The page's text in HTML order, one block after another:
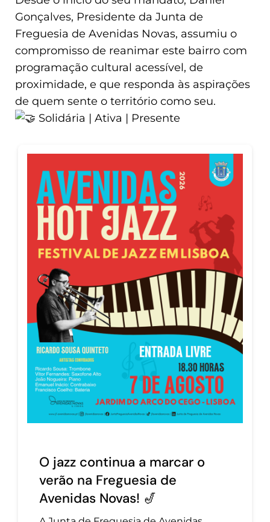
Gonçalves, Presidente da Junta de
Freguesia de Avenidas Novas, assumiu o
compromisso de reanimar este bairro com
programação cultural acessível, de
proximidade, e que responda às aspirações
de quem sente o território como seu.
Solidária | Ativa | Presente
O jazz continua a marcar o
verão na Freguesia de
Avenidas Novas! 🎷